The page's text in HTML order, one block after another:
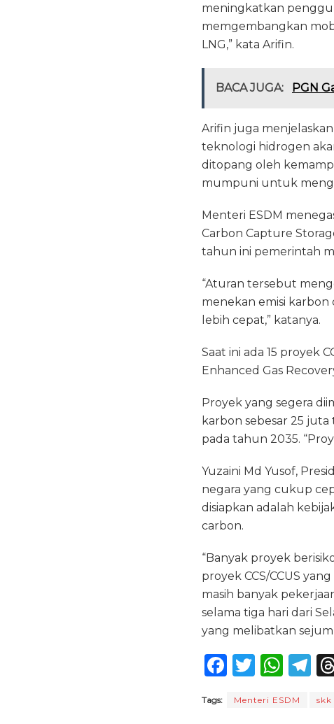
meningkatkan
memgembangkan
LNG,” kata Arifin.
BACA JUGA: PGN
Arifin juga
teknologi hidrogen
ditopang oleh
mumpuni untuk
Menteri ESDM
Carbon Capture
tahun ini pemerintah
“Aturan tersebut
menekan emisi karbon
lebih cepat,” katanya.
Saat ini ada 15 proyek
Enhanced Gas
Proyek yang segera
karbon sebesar 25
pada tahun 2035.
Yuzaini Md Yusof,
negara yang cukup
disiapkan adalah
carbon.
“Banyak proyek
proyek CCS/CCUS
masih banyak
selama tiga hari dari
yang melibatkan
F
c
T
it
W
a
T
e
Tags: Menteri ESDM skk